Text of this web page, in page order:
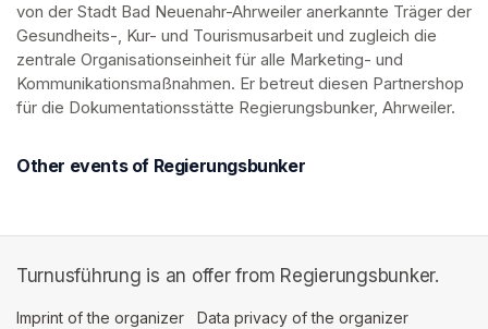
von der Stadt Bad Neuenahr-Ahrweiler anerkannte Träger der
Gesundheits-, Kur- und Tourismusarbeit und zugleich die
zentrale Organisationseinheit für alle Marketing- und
Kommunikationsmaßnahmen. Er betreut diesen Partnershop
für die Dokumentationsstätte Regierungsbunker, Ahrweiler.
Other events of Regierungsbunker
Turnusführung is an offer from Regierungsbunker.
Imprint of the organizer (opens in a new tab)
Data privacy of the organizer